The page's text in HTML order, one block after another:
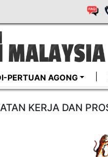
PERTUAN AGONG
KERJA DAN